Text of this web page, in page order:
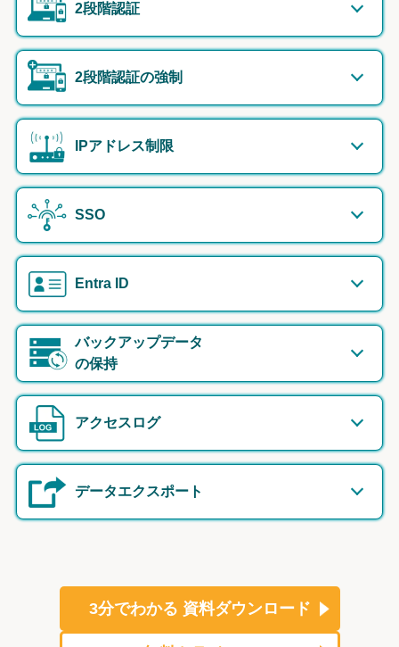
2段階認証
2段階認証の強制
IPアドレス制限
SSO
Entra ID
バックアップデータ
の保持
アクセスログ
データエクスポート
3分でわかる 資料ダウンロード